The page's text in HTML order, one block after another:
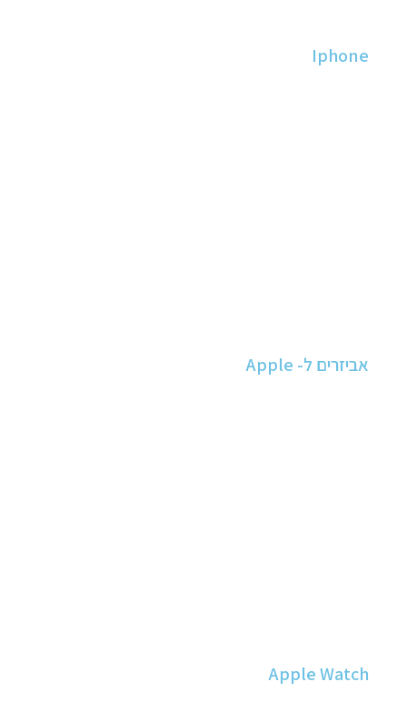
Iphone
אביזרים ל- Apple
Apple Watch